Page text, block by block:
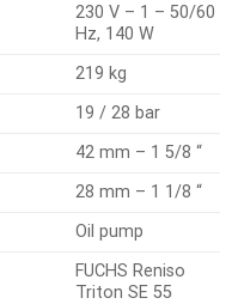
230 V – 1 – 50/60
Hz, 140 W
219 kg
19 / 28 bar
42 mm – 1 5/8 “
28 mm – 1 1/8 “
Oil pump
FUCHS Reniso
Triton SE 55